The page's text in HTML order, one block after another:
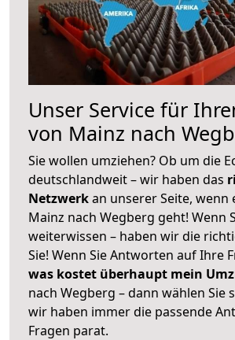
Unser Service für
von Mainz nach
Sie wollen umziehen? Ob um die
deutschlandweit – wir haben das
Netzwerkan unserer Seite, wenn
Mainz nach Wegberg geht! Wenn
weiterwissen – haben wir die
Sie! Wenn Sie Antworten auf Ihre
was kostet überhaupt mein
nach Wegberg – dann wählen Sie
wir haben immer die passende
Fragen parat.